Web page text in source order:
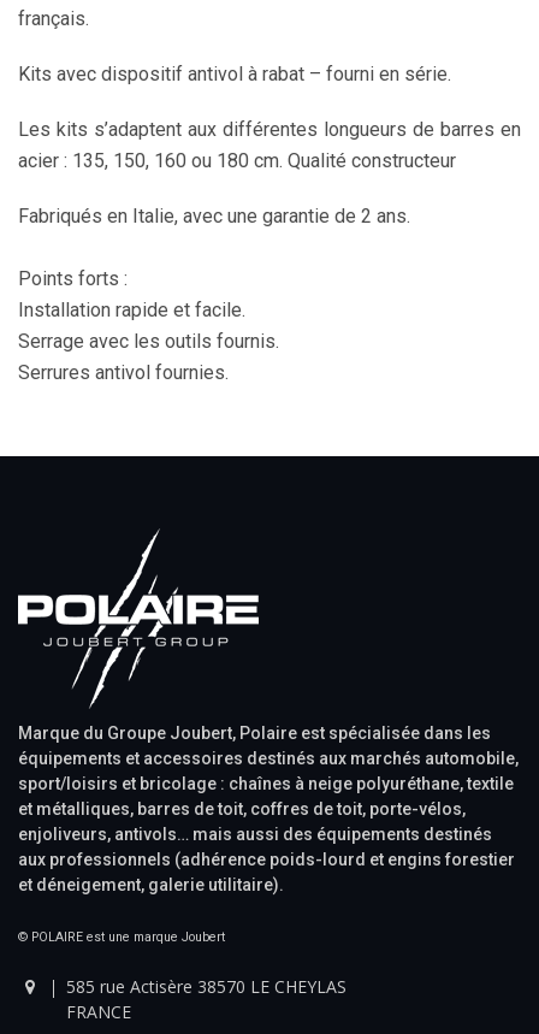
français.
Kits avec dispositif antivol à rabat – fourni en série.
Les kits s’adaptent aux différentes longueurs de barres en
acier : 135, 150, 160 ou 180 cm. Qualité constructeur
Fabriqués en Italie, avec une garantie de 2 ans.
Points forts :
Installation rapide et facile.
Serrage avec les outils fournis.
Serrures antivol fournies.
Marque du Groupe Joubert, Polaire est spécialisée dans les
équipements et accessoires destinés aux marchés automobile,
sport/loisirs et bricolage : chaînes à neige polyuréthane, textile
et métalliques, barres de toit, coffres de toit, porte-vélos,
enjoliveurs, antivols… mais aussi des équipements destinés
aux professionnels (adhérence poids-lourd et engins forestier
et déneigement, galerie utilitaire).
© POLAIRE est une marque Joubert
585 rue Actisère 38570 LE CHEYLAS
FRANCE